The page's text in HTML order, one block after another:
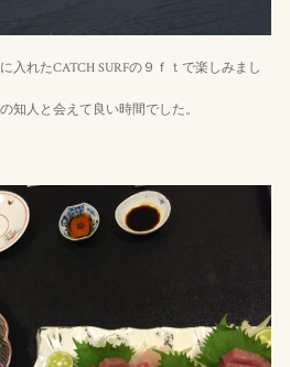
入れたCATCH SURFの９ｆｔで楽しみまし
知人と会えて良い時間でした。